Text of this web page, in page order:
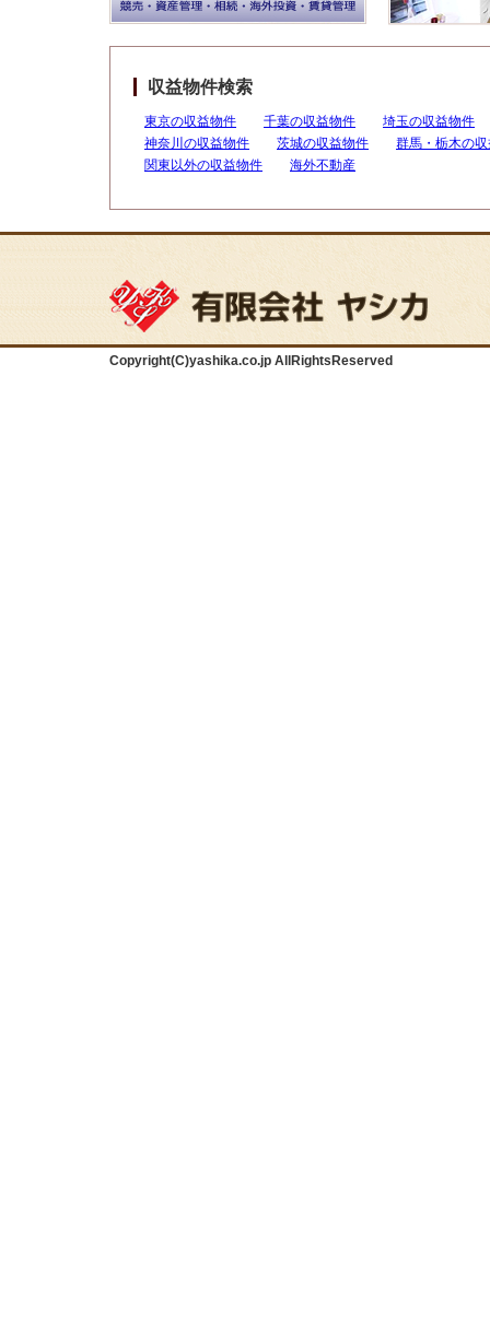
収益物件検索
東京の収益物件 千葉の収益物件
埼玉の収益物件
神奈川の収益物件
茨城の収益物件
群馬・栃木の
関東以外の収益物件
海外不動産
Copyright(C)yashika.co.jp AllRightsReserved